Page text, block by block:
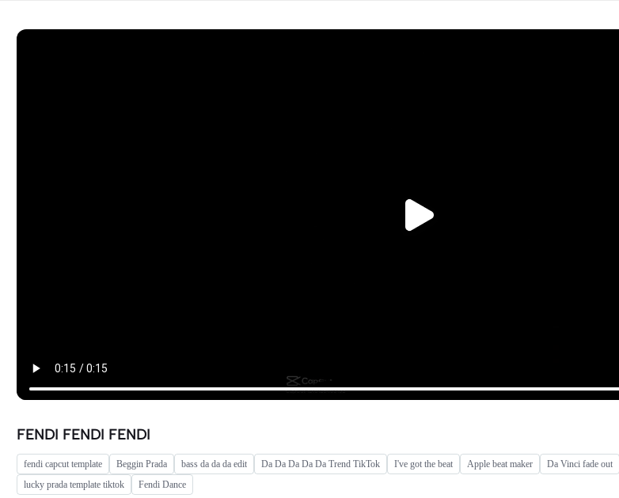
FENDI FENDI FENDI
fendi capcut template Beggin Prada bass da da da edit Da Da Da Da Da Trend TikTok I've got the beat Apple beat maker Da Vinci fade out
lucky prada template tiktok
Fendi Dance